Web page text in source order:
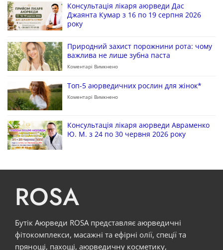
Консультація лікаря аюрведи Дас
Джаянта Кумар з 16 по 19 серпня 2026
року
Природний захист порожнини рота: чому
важлива не лише зубна паста
Коментарі Вимкнено
Топ-5 аюрведичних рослин для жінок*
Коментарі Вимкнено
Консультація лікаря аюрведи Авраменко
Ю. М. з 24 по 30 червня 2026 року
ROSA
Бутік Аюрведи ROSA представляє аюрведичні
фітокомплекси, масажні та ефірні олії, спеції та
прянощі, пахощі, аюрведичну косметику,